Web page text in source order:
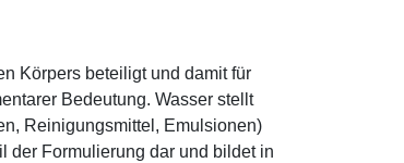
Körpers beteiligt und damit für
Bedeutung. Wasser stellt
Reinigungsmittel, Emulsionen)
der Formulierung dar und bildet in